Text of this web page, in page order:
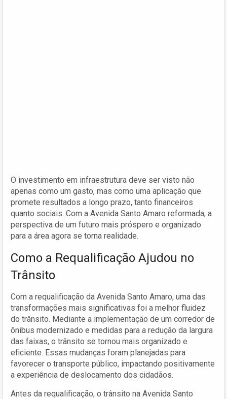
O investimento em infraestrutura deve ser visto não
apenas como um gasto, mas como uma aplicação que
promete resultados a longo prazo, tanto financeiros
quanto sociais. Com a Avenida Santo Amaro reformada, a
perspectiva de um futuro mais próspero e organizado
para a área agora se torna realidade.
Como a Requalificação Ajudou no
Trânsito
Com a requalificação da Avenida Santo Amaro, uma das
transformações mais significativas foi a melhor fluidez
do trânsito. Mediante a implementação de um corredor de
ônibus modernizado e medidas para a redução da largura
das faixas, o trânsito se tornou mais organizado e
eficiente. Essas mudanças foram planejadas para
favorecer o transporte público, impactando positivamente
a experiência de deslocamento dos cidadãos.
Antes da requalificação, o trânsito na Avenida Santo